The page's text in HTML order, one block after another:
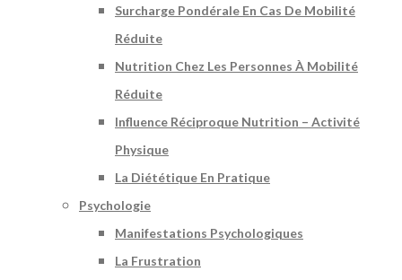
Surcharge Pondérale En Cas De Mobilité
Réduite
Nutrition Chez Les Personnes À Mobilité
Réduite
Influence Réciproque Nutrition – Activité
Physique
La Diététique En Pratique
Psychologie
Manifestations Psychologiques
La Frustration